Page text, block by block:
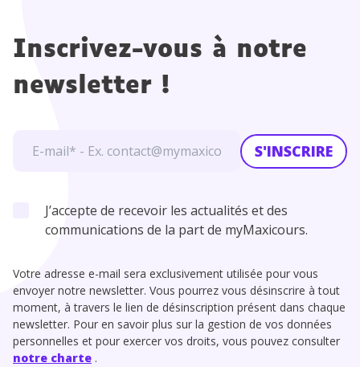
Inscrivez-vous à notre
newsletter !
S'INSCRIRE
J’accepte de recevoir les actualités et des
communications de la part de myMaxicours.
Votre adresse e-mail sera exclusivement utilisée pour vous
envoyer notre newsletter. Vous pourrez vous désinscrire à tout
moment, à travers le lien de désinscription présent dans chaque
newsletter. Pour en savoir plus sur la gestion de vos données
personnelles et pour exercer vos droits, vous pouvez consulter
notre charte .